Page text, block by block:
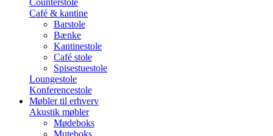
Counterstole
Café & kantine
Barstole
Bænke
Kantinestole
Café stole
Spisestuestole
Loungestole
Konferencestole
Møbler til erhverv
Akustik møbler
Mødeboks
Muteboks